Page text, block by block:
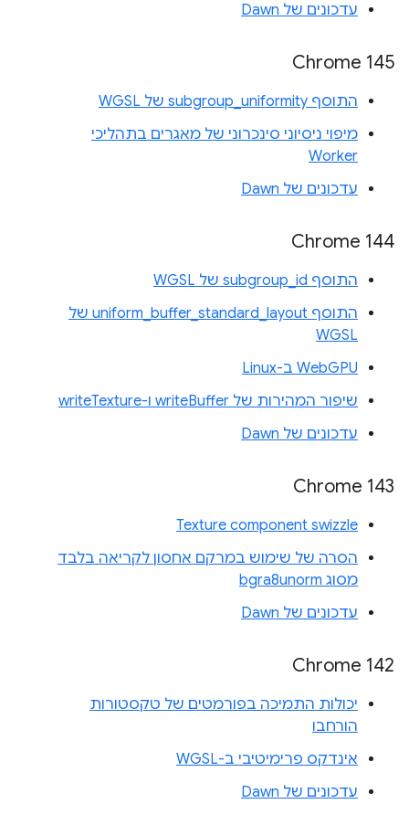
עדכונים של Dawn
Chrome 145
התוסף subgroup_uniformity של WGSL
מיפוי ניסיוני סינכרוני של מאגרים בתהליכי
Worker
עדכונים של Dawn
Chrome 144
התוסף subgroup_id של WGSL
התוסף uniform_buffer_standard_layout של
WGSL
WebGPU ב-Linux
שיפור המהירות של writeBuffer ו-writeTexture
עדכונים של Dawn
Chrome 143
Texture component swizzle
הסרה של שימוש במרקם אחסון לקריאה בלבד
מסוג bgra8unorm
עדכונים של Dawn
Chrome 142
יכולות התמיכה בפורמטים של טקסטורות
הורחבו
אינדקס פרימיטיבי ב-WGSL
עדכונים של Dawn